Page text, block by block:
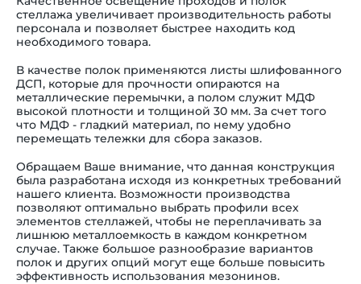
стеллажа увеличивает производительность работы
персонала и позволяет быстрее находить код
необходимого товара.
В качестве полок применяются листы шлифованного
ДСП, которые для прочности опираются на
металлические перемычки, а полом служит МДФ
высокой плотности и толщиной 30 мм. За счет того
что МДФ - гладкий материал, по нему удобно
перемещать тележки для сбора заказов.
Обращаем Ваше внимание, что данная конструкция
была разработана исходя из конкретных требований
нашего клиента. Возможности производства
позволяют оптимально выбрать профили всех
элементов стеллажей, чтобы не переплачивать за
лишнюю металлоемкость в каждом конкретном
случае. Также большое разнообразие вариантов
полок и других опций могут еще больше повысить
эффективность использования мезонинов.